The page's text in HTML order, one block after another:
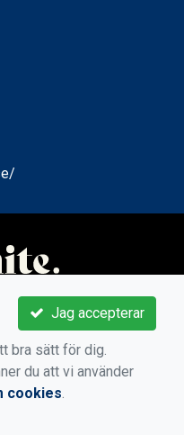
Jag accepterar
bra sätt för dig.
du att vi använder
cookies.